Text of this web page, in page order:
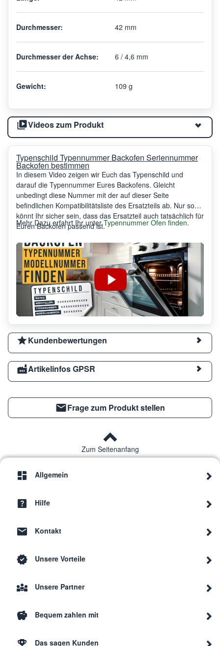
Durchmesser: 42 mm
Durchmesser der Achse: 6 / 4,6 mm
Gewicht: 109 g
Videos zum Produkt
Typenschild Typennummer Backofen Seriennummer
Backofen bestimmen
In diesem Video zeigen wir Euch das Typenschild und
darauf die Typennummer Eures Backofens. Gleicht
unbedingt diese Nummer mit der auf dieser Seite
befindlichen Kompatibilitätsliste des Ersatzteils ab. Nur so
könnt Ihr sicher sein, dass das Ersatzteil auch tatsächlich für
Euren Backofen passend ist.
Mehr Dazu erfahrt Ihr unterTypennummer Ofen finden.
Kundenbewertungen
Artikelinfos GPSR
Frage zum Produkt stellen
Zum Seitenanfang
Allgemein
Hilfe
Kontakt
Unsere Vorteile
Unsere Partner
Bequem zahlen mit
Das sagen Kunden